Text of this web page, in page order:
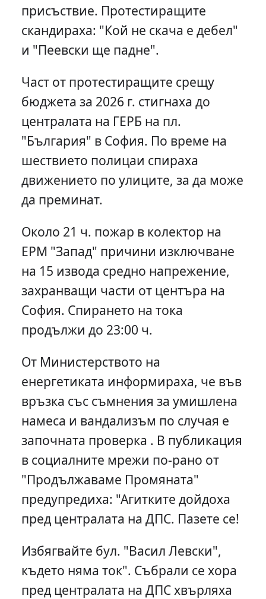
присъствие. Протестиращите
скандираха: "Кой не скача е дебел"
и "Пеевски ще падне".
Част от протестиращите срещу
бюджета за 2026 г. стигнаха до
централата на ГЕРБ на пл.
"България" в София. По време на
шествието полицаи спираха
движението по улиците, за да може
да преминат.
Около 21 ч. пожар в колектор на
ЕРМ "Запад" причини изключване
на 15 извода средно напрежение,
захранващи части от центъра на
София. Спирането на тока
продължи до 23:00 ч.
От Министерството на
енергетиката информираха, че във
връзка със съмнения за умишлена
намеса и вандализъм по случая е
започната проверка . В публикация
в социалните мрежи по-рано от
"Продължаваме Промяната"
предупредиха: "Агитките дойдоха
пред централата на ДПС. Пазете се!
Избягвайте бул. "Васил Левски",
където няма ток". Събрали се хора
пред централата на ДПС хвърляха